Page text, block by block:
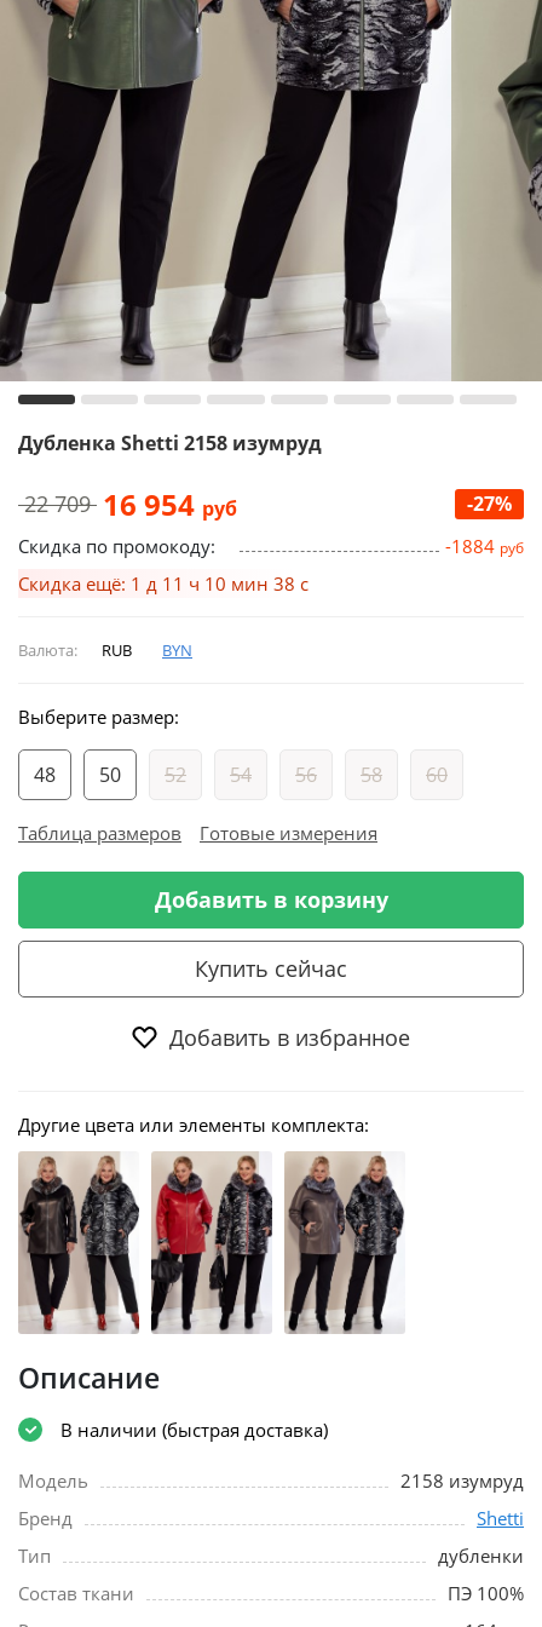
Дубленка Shetti 2158 изумруд
22 709 16 954 руб -27%
Скидка по промокоду: -1884 руб
Скидка ещё: 1 д 11 ч 10 мин 38 с
Валюта: RUB BYN
Выберите размер:
48 50 52 54 56 58 60
Таблица размеров Готовые измерения
Добавить в корзину
Купить сейчас
Добавить в избранное
Другие цвета или элементы комплекта:
Описание
В наличии (быстрая доставка)
Модель
2158 изумруд
Бренд
Shetti
Тип
дубленки
Состав ткани
ПЭ 100%